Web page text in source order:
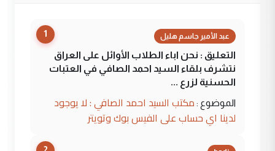
1 عبد الأمير جاسم هليل
التعليق : نحن اباء الطلاب الأوائل على العراق
نتشرف بلقاء السيد احمد الصافي في العتبات
الحسنية لزرع ...
الموضوع : مكتب السيد احمد الصافي : لا يوجود
لدينا اي حساب على الفيس بوك وتويتر